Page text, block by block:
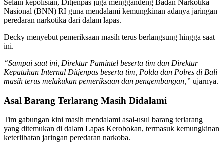
Selain kepolisian, Ditjenpas juga menggandeng Badan Narkotika
Nasional (BNN) RI guna mendalami kemungkinan adanya jaringan
peredaran narkotika dari dalam lapas.
Decky menyebut pemeriksaan masih terus berlangsung hingga saat
ini.
“Sampai saat ini, Direktur Pamintel beserta tim dan Direktur
Kepatuhan Internal Ditjenpas beserta tim, Polda dan Polres di Bali
masih terus melakukan pemeriksaan dan pengembangan,” ujarnya.
Asal Barang Terlarang Masih Didalami
Tim gabungan kini masih mendalami asal-usul barang terlarang
yang ditemukan di dalam Lapas Kerobokan, termasuk kemungkinan
keterlibatan jaringan peredaran narkoba.